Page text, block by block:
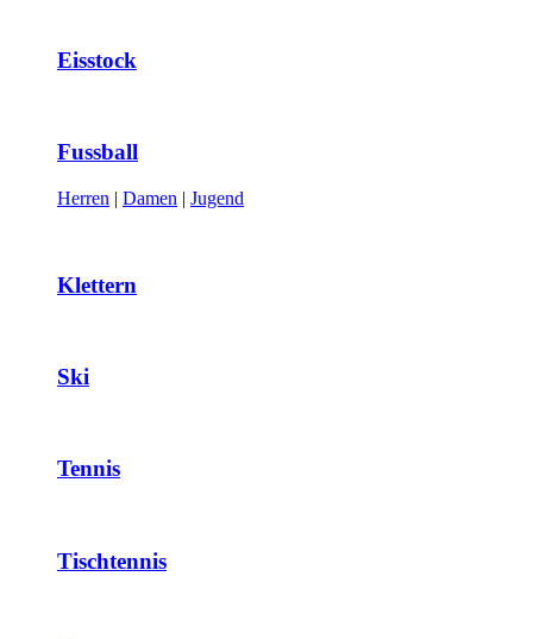
Eisstock
Fussball
Herren | Damen | Jugend
Klettern
Ski
Tennis
Tischtennis